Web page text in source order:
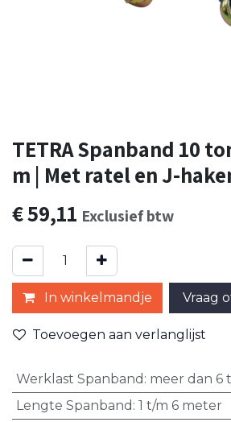
TETRA Spanband 10
m | Met ratel en J-
€59,11 Exclusief btw
In winkelmandje Vraag
Toevoegen aan verlanglijst
Werklast Spanband : meer dan 6
Lengte Spanband : 1 t/m 6 meter